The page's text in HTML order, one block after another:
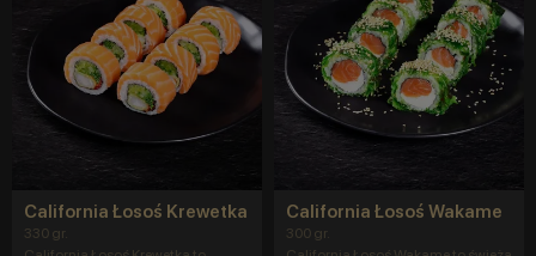
California Łosoś Krewetka
330 gr.
California Łosoś Wakame
300 gr.